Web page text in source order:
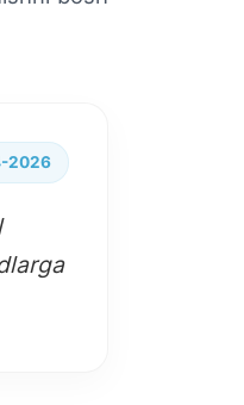
2026